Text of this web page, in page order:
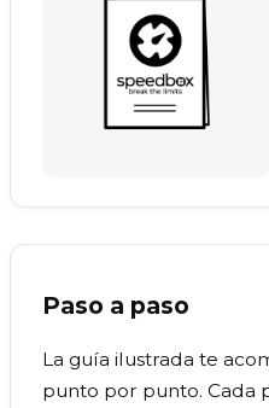
Paso a paso
La guía ilustrada te
punto por punto. Cada